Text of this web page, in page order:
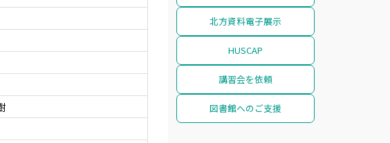
北方資料電子展示
HUSCAP
講習会を依頼
図書館へのご支援